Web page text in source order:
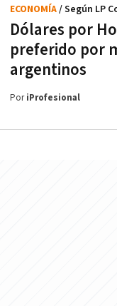
Dólares por
preferido por
argentinos
ECONOMÍA/ Según LP
PoriProfesional